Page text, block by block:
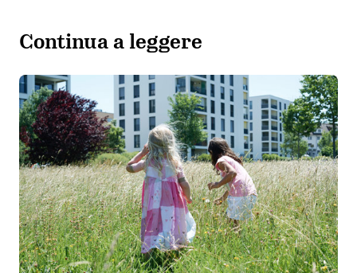
Continua a leggere